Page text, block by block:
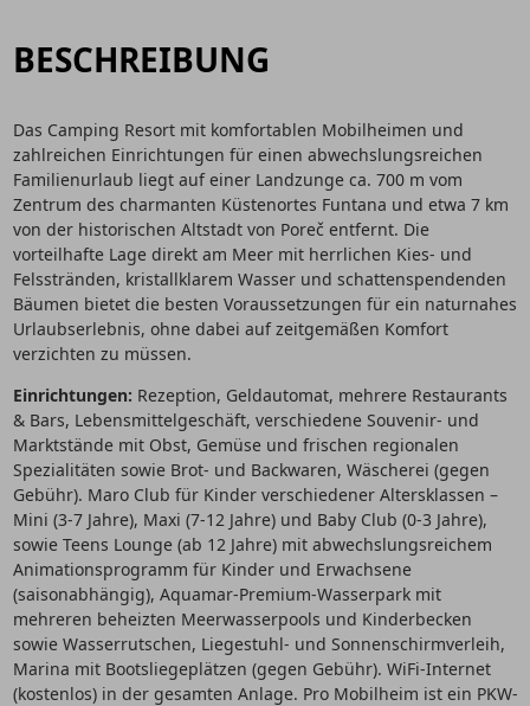
BESCHREIBUNG
Das Camping Resort mit komfortablen Mobilheimen und
zahlreichen Einrichtungen für einen abwechslungsreichen
Familienurlaub liegt auf einer Landzunge ca. 700 m vom
Zentrum des charmanten Küstenortes Funtana und etwa 7 km
von der historischen Altstadt von Poreč entfernt. Die
vorteilhafte Lage direkt am Meer mit herrlichen Kies- und
Felsstränden, kristallklarem Wasser und schattenspendenden
Bäumen bietet die besten Voraussetzungen für ein naturnahes
Urlaubserlebnis, ohne dabei auf zeitgemäßen Komfort
verzichten zu müssen.
Einrichtungen: Rezeption, Geldautomat, mehrere Restaurants
& Bars, Lebensmittelgeschäft, verschiedene Souvenir- und
Marktstände mit Obst, Gemüse und frischen regionalen
Spezialitäten sowie Brot- und Backwaren, Wäscherei (gegen
Gebühr). Maro Club für Kinder verschiedener Altersklassen –
Mini (3-7 Jahre), Maxi (7-12 Jahre) und Baby Club (0-3 Jahre),
sowie Teens Lounge (ab 12 Jahre) mit abwechslungsreichem
Animationsprogramm für Kinder und Erwachsene
(saisonabhängig), Aquamar-Premium-Wasserpark mit
mehreren beheizten Meerwasserpools und Kinderbecken
sowie Wasserrutschen, Liegestuhl- und Sonnenschirmverleih,
Marina mit Bootsliegeplätzen (gegen Gebühr). WiFi-Internet
(kostenlos) in der gesamten Anlage. Pro Mobilheim ist ein PKW-